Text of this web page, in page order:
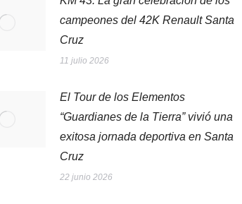
campeones del 42K Renault Santa
Cruz
11 julio 2026
El Tour de los Elementos
“Guardianes de la Tierra” vivió una
exitosa jornada deportiva en Santa
Cruz
22 junio 2026